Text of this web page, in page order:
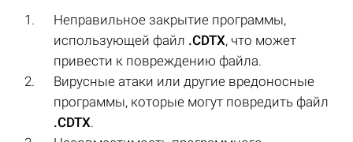
Неправильное закрытие программы,
использующей файл .CDTX, что может
привести к повреждению файла.
Вирусные атаки или другие вредоносные
программы, которые могут повредить файл
.CDTX.